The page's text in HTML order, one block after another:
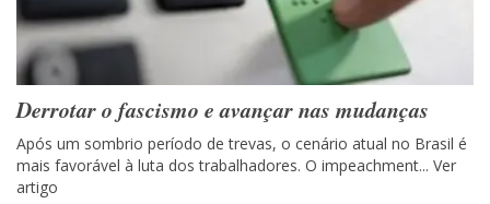
Derrotar o fascismo e avançar nas mudanças
Após um sombrio período de trevas, o cenário atual no Brasil é
mais favorável à luta dos trabalhadores. O impeachment... Ver
artigo